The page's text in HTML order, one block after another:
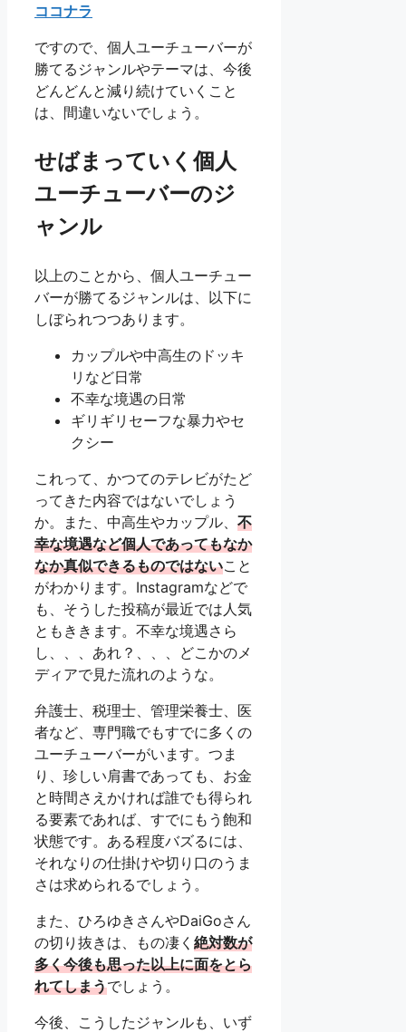
ココナラ
ですので、個人ユーチューバーが
勝てるジャンルやテーマは、今後
どんどんと減り続けていくこと
は、間違いないでしょう。
せばまっていく個人
ユーチューバーのジ
ャンル
以上のことから、個人ユーチュー
バーが勝てるジャンルは、以下に
しぼられつつあります。
カップルや中高生のドッキ
リなど日常
不幸な境遇の日常
ギリギリセーフな暴力やセ
クシー
これって、かつてのテレビがたど
ってきた内容ではないでしょう
か。また、中高生やカップル、 不
幸な境遇など個人であってもなか
なか真似できるものではないこと
がわかります。Instagramなどで
も、そうした投稿が最近では人気
ともききます。不幸な境遇さら
し、、、あれ？、、、どこかのメ
ディアで見た流れのような。
弁護士、税理士、管理栄養士、医
者など、専門職でもすでに多くの
ユーチューバーがいます。つま
り、珍しい肩書であっても、お金
と時間さえかければ誰でも得られ
る要素であれば、すでにもう飽和
状態です。ある程度バズるには、
それなりの仕掛けや切り口のうま
さは求められるでしょう。
また、ひろゆきさんやDaiGoさん
の切り抜きは、もの凄く 絶対数が
多く今後も思った以上に面をとら
れてしまうでしょう。
今後、こうしたジャンルも、いず